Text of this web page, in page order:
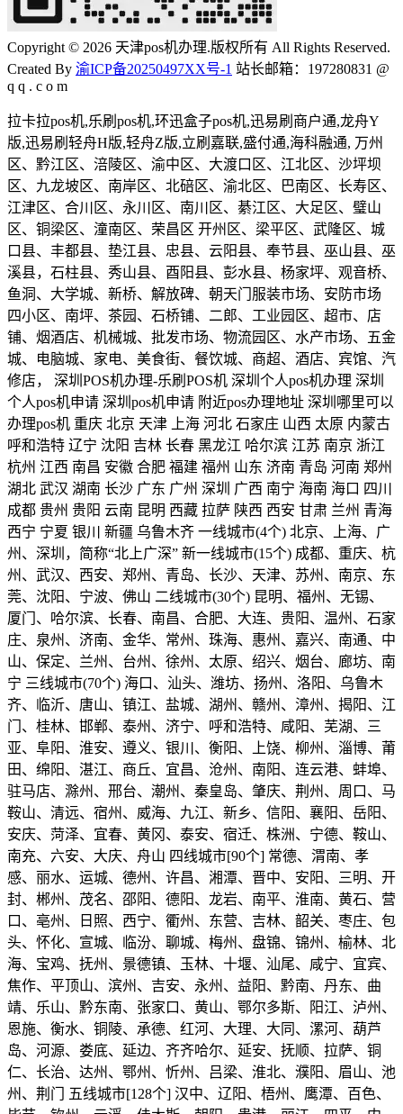
Copyright © 2026 天津pos机办理.版权所有 All Rights Reserved.
Created By 渝ICP备20250497XX号-1 站长邮箱：197280831 @
q q . c o m
拉卡拉pos机,乐刷pos机,环迅盒子pos机,迅易刷商户通,龙舟Y
版,迅易刷轻舟H版,轻舟Z版,立刷嘉联,盛付通,海科融通, 万州
区、黔江区、涪陵区、渝中区、大渡口区、江北区、沙坪坝
区、九龙坡区、南岸区、北碚区、渝北区、巴南区、长寿区、
江津区、合川区、永川区、南川区、綦江区、大足区、璧山
区、铜梁区、潼南区、荣昌区 开州区、梁平区、武隆区、城
口县、丰都县、垫江县、忠县、云阳县、奉节县、巫山县、巫
溪县，石柱县、秀山县、酉阳县、彭水县、杨家坪、观音桥、
鱼洞、大学城、新桥、解放碑、朝天门服装市场、安防市场
四小区、南坪、茶园、石桥铺、二郎、工业园区、超市、店
铺、烟酒店、机械城、批发市场、物流园区、水产市场、五金
城、电脑城、家电、美食街、餐饮城、商超、酒店、宾馆、汽
修店， 深圳POS机办理-乐刷POS机 深圳个人pos机办理 深圳
个人pos机申请 深圳pos机申请 附近pos办理地址 深圳哪里可以
办理pos机 重庆 北京 天津 上海 河北 石家庄 山西 太原 内蒙古
呼和浩特 辽宁 沈阳 吉林 长春 黑龙江 哈尔滨 江苏 南京 浙江
杭州 江西 南昌 安徽 合肥 福建 福州 山东 济南 青岛 河南 郑州
湖北 武汉 湖南 长沙 广东 广州 深圳 广西 南宁 海南 海口 四川
成都 贵州 贵阳 云南 昆明 西藏 拉萨 陕西 西安 甘肃 兰州 青海
西宁 宁夏 银川 新疆 乌鲁木齐 一线城市(4个) 北京、上海、广
州、深圳，简称“北上广深” 新一线城市(15个) 成都、重庆、杭
州、武汉、西安、郑州、青岛、长沙、天津、苏州、南京、东
莞、沈阳、宁波、佛山 二线城市(30个) 昆明、福州、无锡、
厦门、哈尔滨、长春、南昌、合肥、大连、贵阳、温州、石家
庄、泉州、济南、金华、常州、珠海、惠州、嘉兴、南通、中
山、保定、兰州、台州、徐州、太原、绍兴、烟台、廊坊、南
宁 三线城市(70个) 海口、汕头、潍坊、扬州、洛阳、乌鲁木
齐、临沂、唐山、镇江、盐城、湖州、赣州、漳州、揭阳、江
门、桂林、邯郸、泰州、济宁、呼和浩特、咸阳、芜湖、三
亚、阜阳、淮安、遵义、银川、衡阳、上饶、柳州、淄博、莆
田、绵阳、湛江、商丘、宜昌、沧州、南阳、连云港、蚌埠、
驻马店、滁州、邢台、潮州、秦皇岛、肇庆、荆州、周口、马
鞍山、清远、宿州、威海、九江、新乡、信阳、襄阳、岳阳、
安庆、菏泽、宜春、黄冈、泰安、宿迁、株洲、宁德、鞍山、
南充、六安、大庆、舟山 四线城市[90个] 常德、渭南、孝
感、丽水、运城、德州、许昌、湘潭、晋中、安阳、三明、开
封、郴州、茂名、邵阳、德阳、龙岩、南平、淮南、黄石、营
口、亳州、日照、西宁、衢州、东营、吉林、韶关、枣庄、包
头、怀化、宣城、临汾、聊城、梅州、盘锦、锦州、榆林、北
海、宝鸡、抚州、景德镇、玉林、十堰、汕尾、咸宁、宜宾、
焦作、平顶山、滨州、吉安、永州、益阳、黔南、丹东、曲
靖、乐山、黔东南、张家口、黄山、鄂尔多斯、阳江、泸州、
恩施、衡水、铜陵、承德、红河、大理、大同、漯河、葫芦
岛、河源、娄底、延边、齐齐哈尔、延安、抚顺、拉萨、铜
仁、长治、达州、鄂州、忻州、吕梁、淮北、濮阳、眉山、池
州、荆门 五线城市[128个] 汉中、辽阳、梧州、鹰潭、百色、